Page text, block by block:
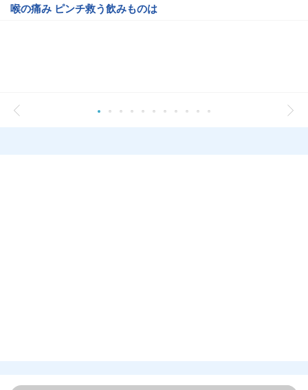
喉の痛み ピンチ救う飲みものは